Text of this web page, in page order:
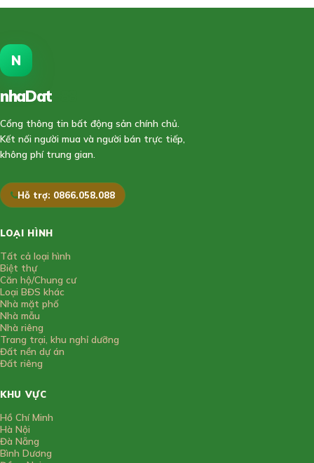
N
nhaDat
Cổng thông tin bất động sản chính chủ.
Kết nối người mua và người bán trực tiếp,
không phí trung gian.
Hỗ trợ: 0866.058.088
LOẠI HÌNH
Tất cả loại hình
Biệt thự
Căn hộ/Chung cư
Loại BĐS khác
Nhà mặt phố
Nhà mẫu
Nhà riêng
Trang trại, khu nghỉ dưỡng
Đất nền dự án
Đất riêng
KHU VỰC
Hồ Chí Minh
Hà Nội
Đà Nẵng
Bình Dương